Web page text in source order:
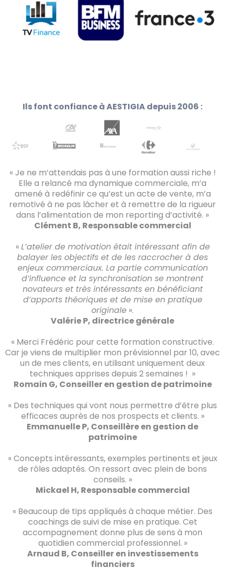
Ils font confiance à AESTIGIA depuis 2006 :
« Je ne m’attendais pas à une formation aussi riche !
Elle a relancé ma dynamique commerciale, m’a
amené à redéfinir ce qu’est un acte de vente, m’a
remotivé à ne pas lâcher et à remettre de la rigueur
dans l’alimentation de mon reporting d’activité. »
Clément B, Responsable commercial
«L’atelier de motivation était intéressant afin de
balayer les objectifs et de les raccrocher à des
enjeux commerciaux. La partie communication
d’influence et la synchronisation se montrent
novateurs et très intéressants en bénéficiant
d’apports théoriques et de mise en pratique
originale ».
Valérie P, directrice générale
« Merci Frédéric pour cette formation constructive.
Car je viens de multiplier mon prévisionnel par 10, avec
un de mes clients, en utilisant uniquement deux
techniques apprises depuis 2 semaines ! »
Romain G, Conseiller en gestion de patrimoine
« Des techniques qui vont nous permettre d’être plus
efficaces auprès de nos prospects et clients. »
Emmanuelle P, Conseillère en gestion de
patrimoine
« Concepts intéressants, exemples pertinents et jeux
de rôles adaptés. On ressort avec plein de bons
conseils. »
Mickael H, Responsable commercial
« Beaucoup de tips appliqués à chaque métier. Des
coachings de suivi de mise en pratique. Cet
accompagnement donne plus de sens à mon
quotidien commercial professionnel. »
Arnaud B, Conseiller en investissements
financiers